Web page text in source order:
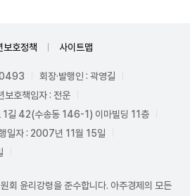
보호정책 사이트맵
회장·발행인 : 곽영길
보호책임자 : 전운
1길 42(수송동 146-1) 이마빌딩 11층
일자 : 2007년 11월 15일
회 윤리강령을 준수합니다. 아주경제의 모든